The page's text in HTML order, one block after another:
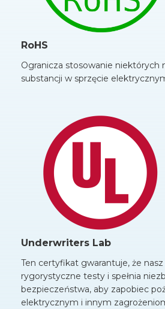
RoHS
Ogranicza stosowanie niektórych
substancji w sprzęcie
Underwriters Lab
Ten certyfikat gwarantuje, że
rygorystyczne testy i spełnia
bezpieczeństwa, aby zapobiec
elektrycznym i innym